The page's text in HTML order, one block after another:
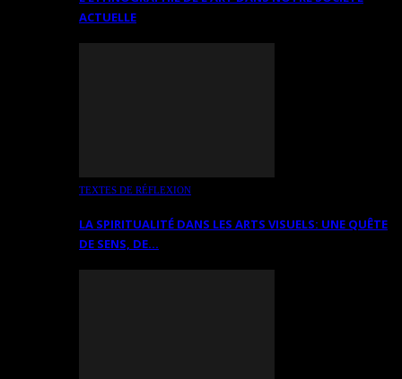
ACTUELLE
TEXTES DE RÉFLEXION
LA SPIRITUALITÉ DANS LES ARTS VISUELS: UNE QUÊTE
DE SENS, DE…